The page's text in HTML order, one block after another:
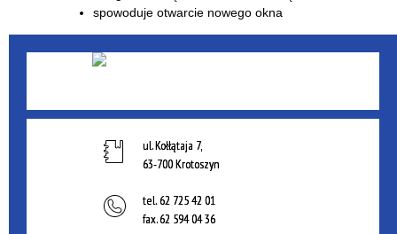
ul. Kołłątaja 7,
63-700 Krotoszyn
tel.62 725 42 01
fax.62 594 04 36